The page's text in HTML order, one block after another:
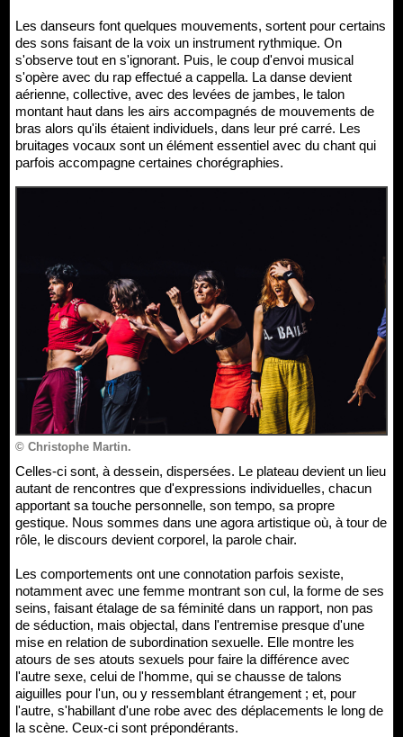
Les danseurs font quelques mouvements, sortent pour certains
des sons faisant de la voix un instrument rythmique. On
s'observe tout en s'ignorant. Puis, le coup d'envoi musical
s'opère avec du rap effectué a cappella. La danse devient
aérienne, collective, avec des levées de jambes, le talon
montant haut dans les airs accompagnés de mouvements de
bras alors qu'ils étaient individuels, dans leur pré carré. Les
bruitages vocaux sont un élément essentiel avec du chant qui
parfois accompagne certaines chorégraphies.
© Christophe Martin.
Celles-ci sont, à dessein, dispersées. Le plateau devient un lieu
autant de rencontres que d'expressions individuelles, chacun
apportant sa touche personnelle, son tempo, sa propre
gestique. Nous sommes dans une agora artistique où, à tour de
rôle, le discours devient corporel, la parole chair.
Les comportements ont une connotation parfois sexiste,
notamment avec une femme montrant son cul, la forme de ses
seins, faisant étalage de sa féminité dans un rapport, non pas
de séduction, mais objectal, dans l'entremise presque d'une
mise en relation de subordination sexuelle. Elle montre les
atours de ses atouts sexuels pour faire la différence avec
l'autre sexe, celui de l'homme, qui se chausse de talons
aiguilles pour l'un, ou y ressemblant étrangement ; et, pour
l'autre, s'habillant d'une robe avec des déplacements le long de
la scène. Ceux-ci sont prépondérants.